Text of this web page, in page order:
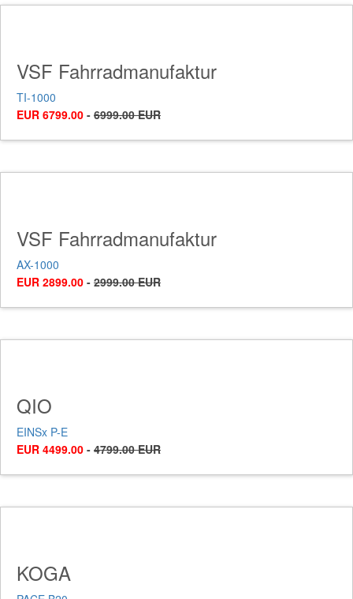
VSF Fahrradmanufaktur
TI-1000
EUR 6799.00 - 6999.00 EUR
VSF Fahrradmanufaktur
AX-1000
EUR 2899.00 - 2999.00 EUR
QIO
EINSx P-E
EUR 4499.00 - 4799.00 EUR
KOGA